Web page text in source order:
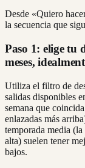
Desde «Quiero
la secuencia que
Paso 1: elige tu
meses,
Utiliza el filtro de
salidas disponibles
semana que
enlazadas más
temporada media
alta) suelen tener
bajos.